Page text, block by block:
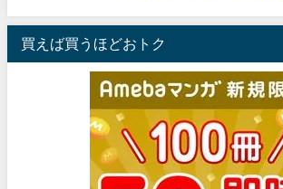
買えば買うほどおトク